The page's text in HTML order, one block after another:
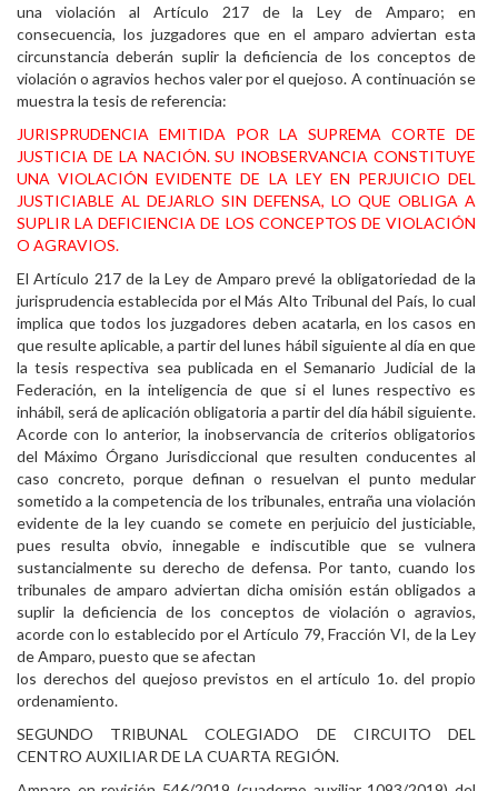
una violación al Artículo 217 de la Ley de Amparo; en
consecuencia, los juzgadores que en el amparo adviertan esta
circunstancia deberán suplir la deficiencia de los conceptos de
violación o agravios hechos valer por el quejoso. A continuación se
muestra la tesis de referencia:
JURISPRUDENCIA EMITIDA POR LA SUPREMA CORTE DE
JUSTICIA DE LA NACIÓN. SU INOBSERVANCIA CONSTITUYE
UNA VIOLACIÓN EVIDENTE DE LA LEY EN PERJUICIO DEL
JUSTICIABLE AL DEJARLO SIN DEFENSA, LO QUE OBLIGA A
SUPLIR LA DEFICIENCIA DE LOS CONCEPTOS DE VIOLACIÓN
O AGRAVIOS.
El Artículo 217 de la Ley de Amparo prevé la obligatoriedad de la
jurisprudencia establecida por el Más Alto Tribunal del País, lo cual
implica que todos los juzgadores deben acatarla, en los casos en
que resulte aplicable, a partir del lunes hábil siguiente al día en que
la tesis respectiva sea publicada en el Semanario Judicial de la
Federación, en la inteligencia de que si el lunes respectivo es
inhábil, será de aplicación obligatoria a partir del día hábil siguiente.
Acorde con lo anterior, la inobservancia de criterios obligatorios
del Máximo Órgano Jurisdiccional que resulten conducentes al
caso concreto, porque definan o resuelvan el punto medular
sometido a la competencia de los tribunales, entraña una violación
evidente de la ley cuando se comete en perjuicio del justiciable,
pues resulta obvio, innegable e indiscutible que se vulnera
sustancialmente su derecho de defensa. Por tanto, cuando los
tribunales de amparo adviertan dicha omisión están obligados a
suplir la deficiencia de los conceptos de violación o agravios,
acorde con lo establecido por el Artículo 79, Fracción VI, de la Ley
de Amparo, puesto que se afectan
los derechos del quejoso previstos en el artículo 1o. del propio
ordenamiento.
SEGUNDO TRIBUNAL COLEGIADO DE CIRCUITO DEL
CENTRO AUXILIAR DE LA CUARTA REGIÓN.